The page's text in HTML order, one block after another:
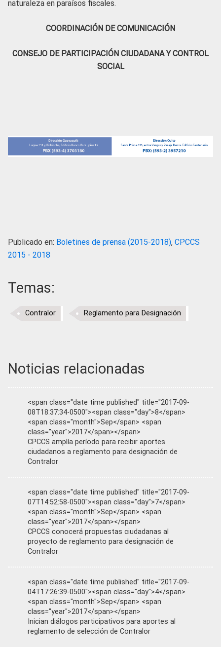
naturaleza en paraísos fiscales.
COORDINACIÓN DE COMUNICACIÓN
CONSEJO DE PARTICIPACIÓN CIUDADANA Y CONTROL
SOCIAL
Publicado en: Boletines de prensa (2015-2018), CPCCS
2015 - 2018
Temas:
Contralor Reglamento para Designación
Noticias relacionadas
<span class="date time published" title="2017-09-
08T18:37:34-0500"><span class="day">8</span>
<span class="month">Sep</span> <span
class="year">2017</span></span>
CPCCS amplía período para recibir aportes
ciudadanos a reglamento para designación de
Contralor
<span class="date time published" title="2017-09-
07T14:52:58-0500"><span class="day">7</span>
<span class="month">Sep</span> <span
class="year">2017</span></span>
CPCCS conocerá propuestas ciudadanas al
proyecto de reglamento para designación de
Contralor
<span class="date time published" title="2017-09-
04T17:26:39-0500"><span class="day">4</span>
<span class="month">Sep</span> <span
class="year">2017</span></span>
Inician diálogos participativos para aportes al
reglamento de selección de Contralor